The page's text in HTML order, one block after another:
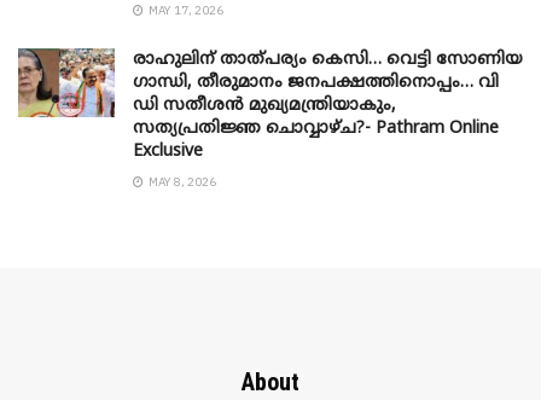
MAY 17, 2026
രാഹുലിന് താത്പര്യം കെസി… വെട്ടി സോണിയ
​ഗാന്ധി, തീരുമാനം ജനപക്ഷത്തിനൊപ്പം… വി
ഡി സതീശൻ മുഖ്യമന്ത്രിയാകും,
സത്യപ്രതിജ്ഞ ചൊവ്വാഴ്ച?- Pathram Online
Exclusive
MAY 8, 2026
About